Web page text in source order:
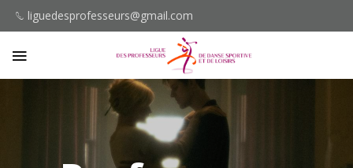
liguedesprofesseurs@gmail.com